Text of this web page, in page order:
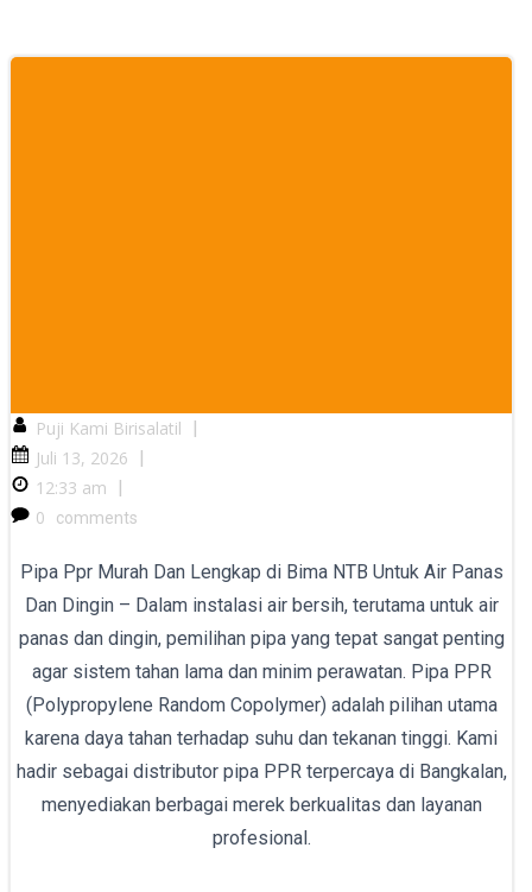
Puji Kami Birisalatil
|
Juli 13, 2026
|
12:33 am
|
0
comments
Pipa Ppr Murah Dan Lengkap di Bima NTB Untuk Air Panas
Dan Dingin – Dalam instalasi air bersih, terutama untuk air
panas dan dingin, pemilihan pipa yang tepat sangat penting
agar sistem tahan lama dan minim perawatan. Pipa PPR
(Polypropylene Random Copolymer) adalah pilihan utama
karena daya tahan terhadap suhu dan tekanan tinggi. Kami
hadir sebagai distributor pipa PPR terpercaya di Bangkalan,
menyediakan berbagai merek berkualitas dan layanan
profesional.